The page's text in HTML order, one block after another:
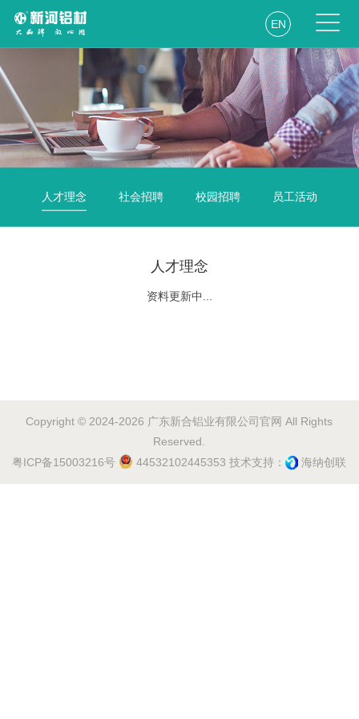
EN
人才理念 社会招聘 校园招聘 员工活动
人才理念
资料更新中...
Copyright © 2024-2026 广东新合铝业有限公司官网 All Rights
Reserved.
粤ICP备15003216号
44532102445353技术支持： 海纳创联